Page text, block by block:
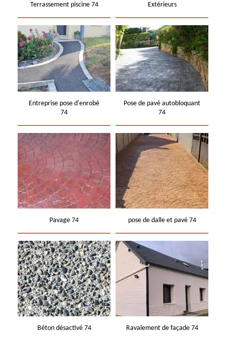
Terrassement piscine 74
Extérieurs
Entreprise pose d'enrobé
74
Pose de pavé autobloquant
74
Pavage 74 pose de dalle et pavé 74
Béton désactivé 74 Ravalement de façade 74